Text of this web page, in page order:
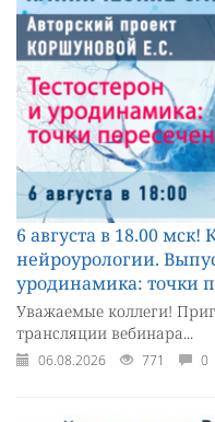
6 августа в 18.00
нейроурологии.
уродинамика: точки
Уважаемые коллеги!
трансляции вебинара...
06.08.2026 771 0